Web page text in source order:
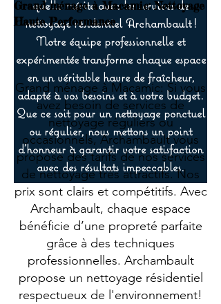
qu’elle mérite avec les services de
nettoyage résidentiel Archambault !
Notre équipe professionnelle et
expérimentée transforme chaque espace
en un véritable havre de fraîcheur,
adapté à vos besoins et à votre budget.
Que ce soit pour un nettoyage ponctuel
ou régulier, nous mettons un point
d’honneur à garantir votre satisfaction
avec des résultats impeccables.
Grand ménage à Macamic: Nettoyage
Haute Performance
Grand ménage à Macamic: Si vous
avez besoin de services de
nettoyage réguliers ou
occasionnels, Archambault vous
propose des tarifs de nos services
de nettoyage très attractifs. Nos
prix sont clairs et compétitifs. Avec
Archambault, chaque espace
bénéficie d’une propreté parfaite
grâce à des techniques
professionnelles. Archambault
propose un nettoyage résidentiel
respectueux de l'environnement!